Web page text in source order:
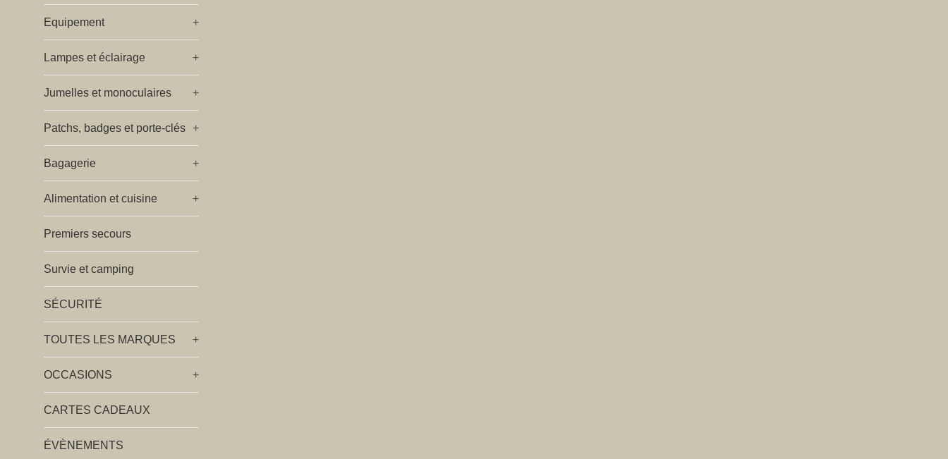
Equipement +
Lampes et éclairage +
Jumelles et monoculaires +
Patchs, badges et porte-clés +
Bagagerie +
Alimentation et cuisine +
Premiers secours
Survie et camping
SÉCURITÉ
TOUTES LES MARQUES +
OCCASIONS +
CARTES CADEAUX
ÉVÈNEMENTS